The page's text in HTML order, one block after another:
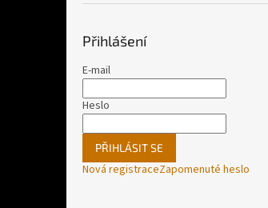
Přihlášení
E-mail
Heslo
PŘIHLÁSIT SE
Nová registraceZapomenuté heslo